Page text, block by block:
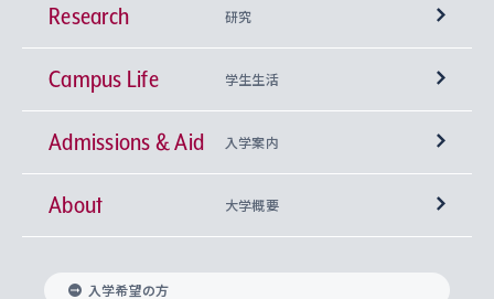
学部
神学部
文学部
総合人間科学部
興味から学科を探す
上智大学の全学共通教育
基盤教育センター
キリスト教人間学
上智大学の語学教育
言語教育研究センター
上智大学のグローバル教育
Research 研究
研究所 等
キリスト教文化研究所
中世思想研究所
Sophia Open Research Weeks (SORW)
産官学連携
知的財産
Campus Life 学生生活
学期区分と授業時間割
課外活動
課外教育プログラム
グローバルな学びのコミュニティ
Admissions & Aid 入学案内
上智大学で取得できる学位
入れの方針）
About 大学概要
理事長・学長メッセージ
入学希望の方